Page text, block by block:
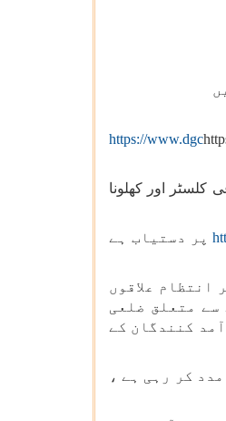
https://www.dgc
اور کھلونا
پر دستیاب ہے
علاقوں
متعلق ضلعی
کنندگان کے
کر رہی ہے ،